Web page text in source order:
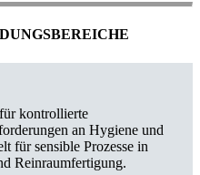
kontrollierte
an Hygiene und
für sensible Prozesse in
Reinraumfertigung.